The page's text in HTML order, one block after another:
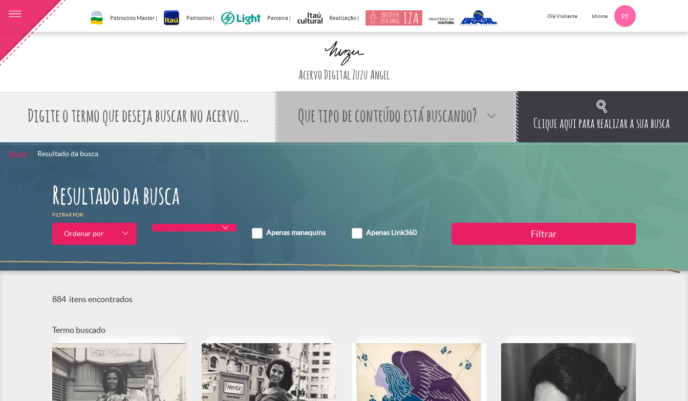
Patrocínio Master | Patrocínio | Parceira | Realização | Olá Visitante Idioma PT
Acervo Digital Zuzu Angel
Que tipo de conteúdo está buscando? Clique aqui para realizar a sua busca
Home Resultado da busca
Resultado da busca
FILTRAR POR:
Ordenar por Apenas manequins Apenas Link360
884 itens encontrados
Termo buscado